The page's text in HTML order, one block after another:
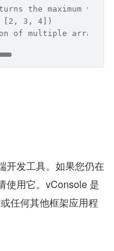
the maximum
[2, 3, 4])
of multiple arrays
开发工具。如果您仍在
使用它。vConsole 是
任何其他框架应用程